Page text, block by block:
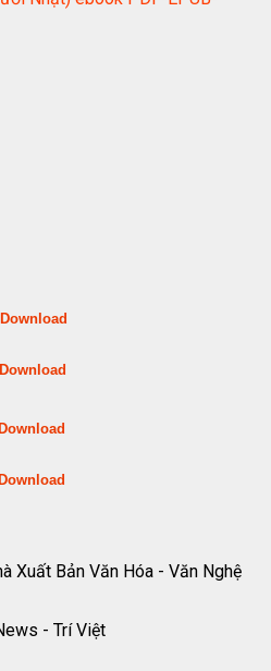
Download
Download
Download
Download
Xuất Bản Văn Hóa - Văn Nghệ
- Trí Việt